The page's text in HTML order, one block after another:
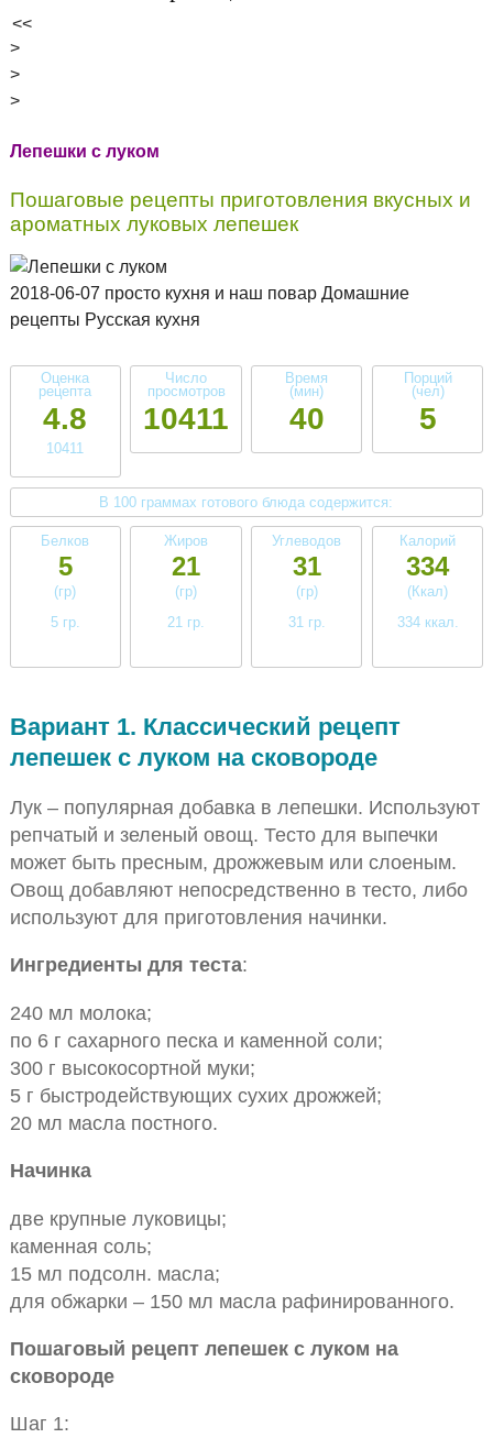
<<
>
>
>
Лепешки с луком
Пошаговые рецепты приготовления вкусных и
ароматных луковых лепешек
2018-06-07 просто кухня и наш повар Домашние
рецепты Русская кухня
Оценка
рецепта
4.8
10411
Число
просмотров
10411
Время
(мин)
40
Порций
(чел)
5
В 100 граммах готового блюда содержится:
Белков
5
(гр)
5 гр.
Жиров
21
(гр)
21 гр.
Углеводов
31
(гр)
31 гр.
Калорий
334
(Ккал)
334 ккал.
Вариант 1. Классический рецепт
лепешек с луком на сковороде
Лук – популярная добавка в лепешки. Используют
репчатый и зеленый овощ. Тесто для выпечки
может быть пресным, дрожжевым или слоеным.
Овощ добавляют непосредственно в тесто, либо
используют для приготовления начинки.
Ингредиенты для теста:
240 мл молока;
по 6 г сахарного песка и каменной соли;
300 г высокосортной муки;
5 г быстродействующих сухих дрожжей;
20 мл масла постного.
Начинка
две крупные луковицы;
каменная соль;
15 мл подсолн. масла;
для обжарки – 150 мл масла рафинированного.
Пошаговый рецепт лепешек с луком на
сковороде
Шаг 1: